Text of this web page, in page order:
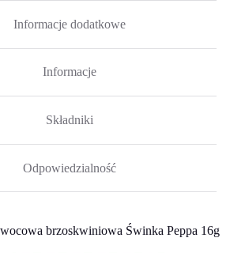
Informacje dodatkowe
Informacje
Składniki
Odpowiedzialność
brzoskwiniowa Świnka Peppa 16g